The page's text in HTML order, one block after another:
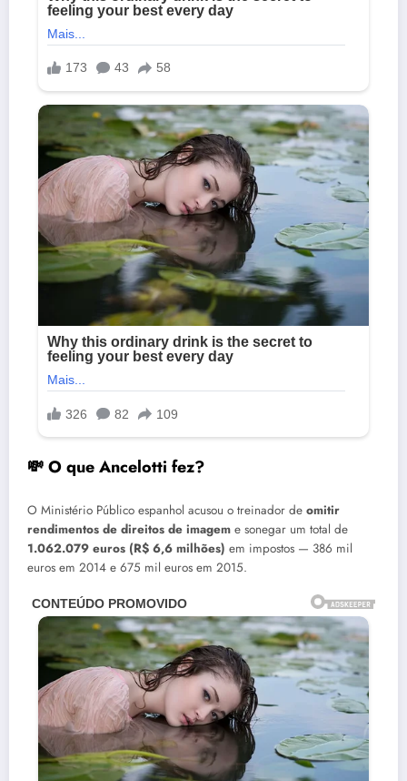
💸 O que Ancelotti fez?
O Ministério Público espanhol acusou o treinador de omitir
rendimentos de direitos de imagem e sonegar um total de
1.062.079 euros (R$ 6,6 milhões) em impostos — 386 mil
euros em 2014 e 675 mil euros em 2015.